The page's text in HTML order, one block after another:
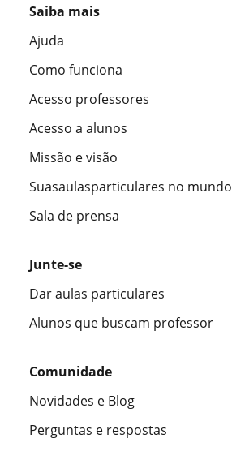
Saiba mais
Ajuda
Como funciona
Acesso professores
Acesso a alunos
Missão e visão
Suasaulasparticulares no mundo
Sala de prensa
Junte-se
Dar aulas particulares
Alunos que buscam professor
Comunidade
Novidades e Blog
Perguntas e respostas